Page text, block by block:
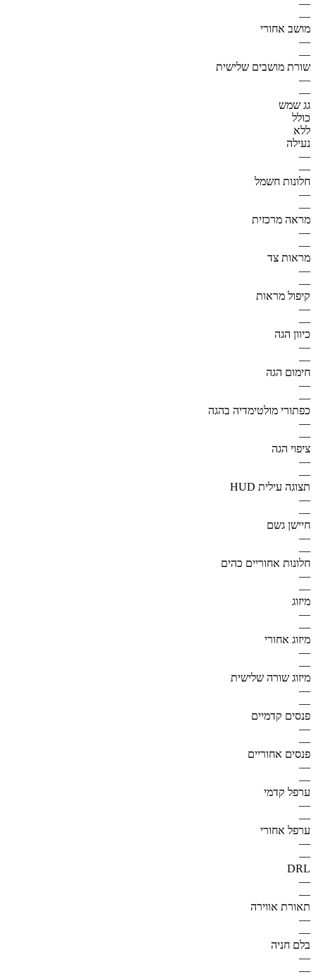
—
—
מושב אחורי
—
—
שורת מושבים שלישית
—
—
גג שמש
כולל
ללא
נעילה
—
—
חלונות חשמל
—
—
מראה מרכזית
—
—
מראות צד
—
—
קיפול מראות
—
—
כיוון הגה
—
—
חימום הגה
—
—
כפתורי מולטימדיה בהגה
—
—
ציפוי הגה
—
—
תצוגה עילית HUD
—
—
חיישן גשם
—
—
חלונות אחוריים כהים
—
—
מיזוג
—
—
מיזוג אחורי
—
—
מיזוג שורה שלישית
—
—
פנסים קדמיים
—
—
פנסים אחוריים
—
—
ערפל קדמי
—
—
ערפל אחורי
—
—
DRL
—
—
תאורת אווירה
—
—
בלם חניה
—
—